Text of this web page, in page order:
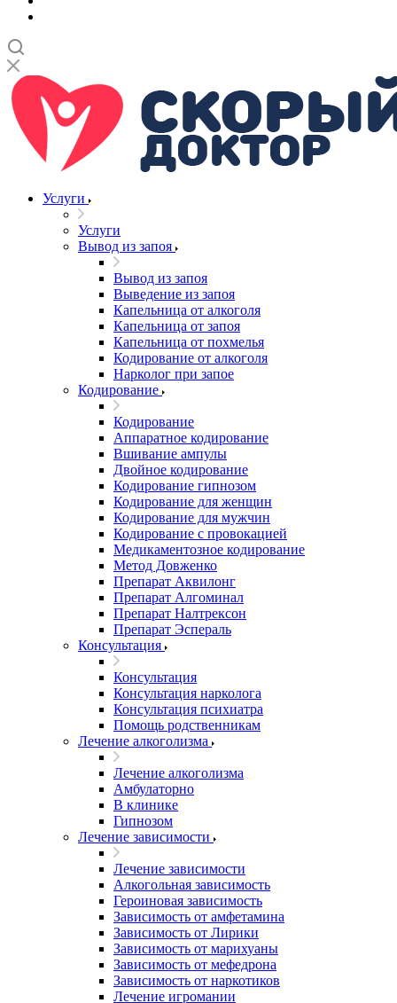
Услуги
Услуги
Вывод из запоя
Вывод из запоя
Выведение из запоя
Капельница от алкоголя
Капельница от запоя
Капельница от похмелья
Кодирование от алкоголя
Нарколог при запое
Кодирование
Кодирование
Аппаратное кодирование
Вшивание ампулы
Двойное кодирование
Кодирование гипнозом
Кодирование для женщин
Кодирование для мужчин
Кодирование с провокацией
Медикаментозное кодирование
Метод Довженко
Препарат Аквилонг
Препарат Алгоминал
Препарат Налтрексон
Препарат Эспераль
Консультация
Консультация
Консультация нарколога
Консультация психиатра
Помощь родственникам
Лечение алкоголизма
Лечение алкоголизма
Амбулаторно
В клинике
Гипнозом
Лечение зависимости
Лечение зависимости
Алкогольная зависимость
Героиновая зависимость
Зависимость от амфетамина
Зависимость от Лирики
Зависимость от марихуаны
Зависимость от мефедрона
Зависимость от наркотиков
Лечение игромании